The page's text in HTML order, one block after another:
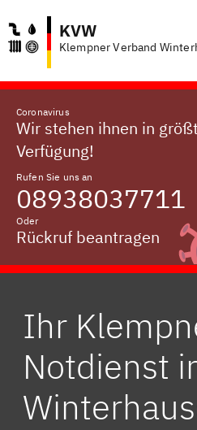
KVW
Klempner Verband
Coronavirus
Wir stehen ihnen in
Verfügung!
Rufen Sie uns an
08938037711
Oder
Rückruf beantragen
Ihr
Notdienst